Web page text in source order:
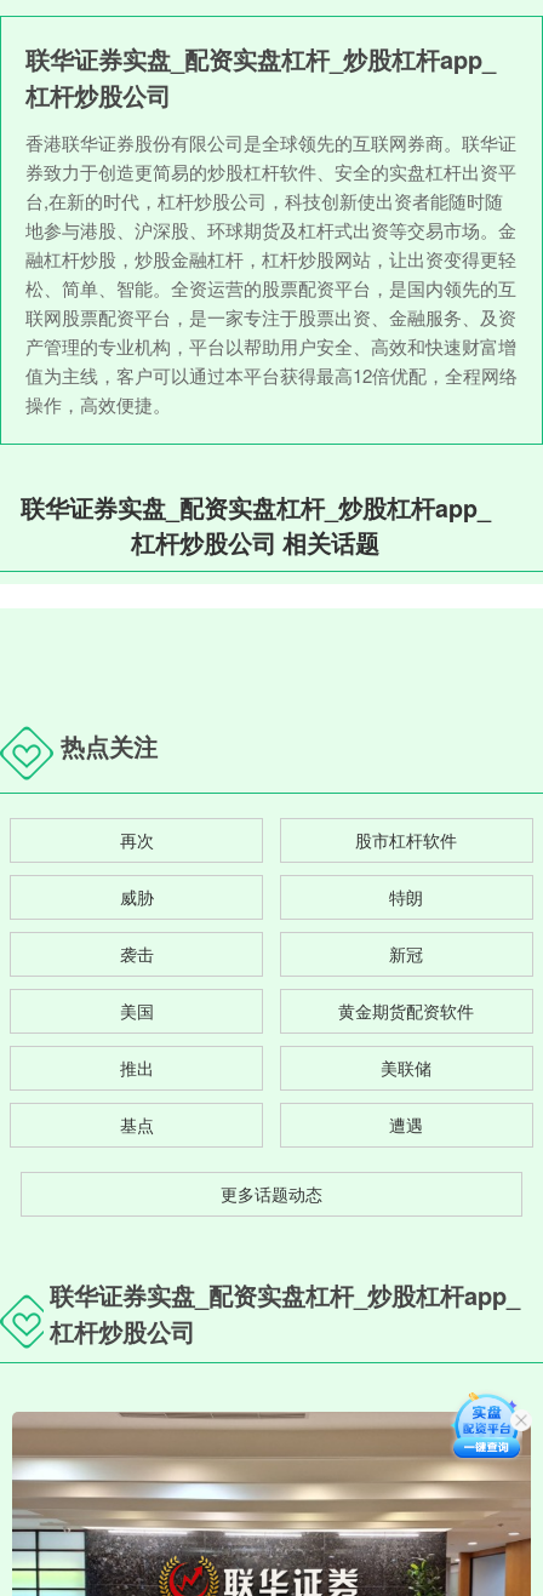
联华证券实盘_配资实盘杠杆_炒股杠杆app_
杠杆炒股公司
香港联华证券股份有限公司是全球领先的互联网券商。联华证
券致力于创造更简易的炒股杠杆软件、安全的实盘杠杆出资平
台,在新的时代，杠杆炒股公司，科技创新使出资者能随时随
地参与港股、沪深股、环球期货及杠杆式出资等交易市场。金
融杠杆炒股，炒股金融杠杆，杠杆炒股网站，让出资变得更轻
松、简单、智能。全资运营的股票配资平台，是国内领先的互
联网股票配资平台，是一家专注于股票出资、金融服务、及资
产管理的专业机构，平台以帮助用户安全、高效和快速财富增
值为主线，客户可以通过本平台获得最高12倍优配，全程网络
操作，高效便捷。
联华证券实盘_配资实盘杠杆_炒股杠杆app_
杠杆炒股公司 相关话题
热点关注
再次 股市杠杆软件
威胁 特朗
袭击 新冠
美国 黄金期货配资软件
推出 美联储
基点 遭遇
更多话题动态
联华证券实盘_配资实盘杠杆_炒股杠杆app_
杠杆炒股公司